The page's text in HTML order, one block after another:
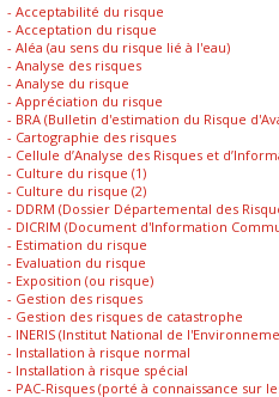
- Acceptabilité du risque
- Acceptation du risque
- Aléa (au sens du risque lié à l'eau)
- Analyse des risques
- Analyse du risque
- Appréciation du risque
- BRA (Bulletin d'estimation du Risque
- Cartographie des risques
- Cellule d’Analyse des Risques et
- Culture du risque (1)
- Culture du risque (2)
- DDRM (Dossier Départemental des
- DICRIM (Document d'Information
- Estimation du risque
- Evaluation du risque
- Exposition (ou risque)
- Gestion des risques
- Gestion des risques de catastrophe
- INERIS (Institut National de
- Installation à risque normal
- Installation à risque spécial
- PAC-Risques (porté à connaissance sur